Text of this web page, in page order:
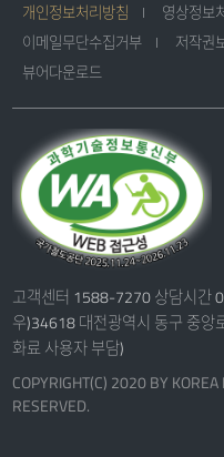
개인정보처리방침
영상정보
이메일무단수집거부
저작권
뷰어다운로드
고객센터 1588-7270 상담시간
우)34618 대전광역시 동구 중
화료 사용자 부담)
COPYRIGHT(C) 2020 BY KOREA
RESERVED.